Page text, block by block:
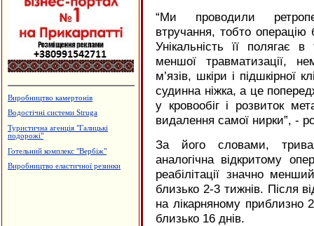
Виробництво камертонів
Водостічні системи Struga
Туристична агенція "Галицькі
подорожі"
Готельний комплекс "Вербіж"
Виробництво еластичної резинки
“Ми проводили
втручання, тобто
Унікальність її полягає
меншої травматизації,
м’язів, шкіри і підшкірної
судинна ніжка, а це
у кровообіг і розвиток
видалення самої нирки”, -
За його словами,
аналогічна відкритому
реабілітації значно
близько 2-3 тижнів. Після
на лікарняному приблизно
близько 16 днів.